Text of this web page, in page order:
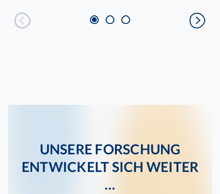
UNSERE FORSCHUNG
ENTWICKELT SICH WEITER
…